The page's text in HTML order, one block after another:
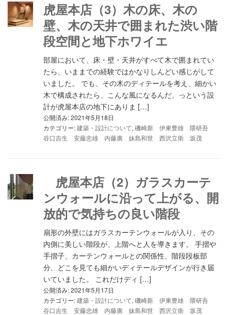
虎屋本店（3）木の床、木の
壁、木の天井で囲まれた渋い階
段空間と地下ホワイエ
部屋において、床・壁・天井がすべて木で囲まれてい
たら、いままでの経験ではかなりしんどい感じがして
いました。 でも、その木のディテールを考え、細かい
木で構成されたら、こんな風になるんだ、っという設
計が虎屋本店の地下にありま […]
公開済み: 2021年5月18日
カテゴリー:建築・設計について, 磯崎新 伊東豊雄 隈研吾
谷口吉生 安藤忠雄 内藤廣 妹島和世 西沢立衛 坂茂
虎屋本店（2）ガラスカーテ
ンウォールに沿って上がる、開
放的で気持ちの良い階段
扇形の外壁にはガラスカーテンウォールが入り、その
内側に美しい階段が、上階へと人を導きます。 手摺や
手摺子、カーテンウォールとの関係性、階段段板部
分、どこを見ても細かいディテールデザインが行き届
いていました。 これだけディ […]
公開済み: 2021年5月17日
カテゴリー:建築・設計について, 磯崎新 伊東豊雄 隈研吾
谷口吉生 安藤忠雄 内藤廣 妹島和世 西沢立衛 坂茂